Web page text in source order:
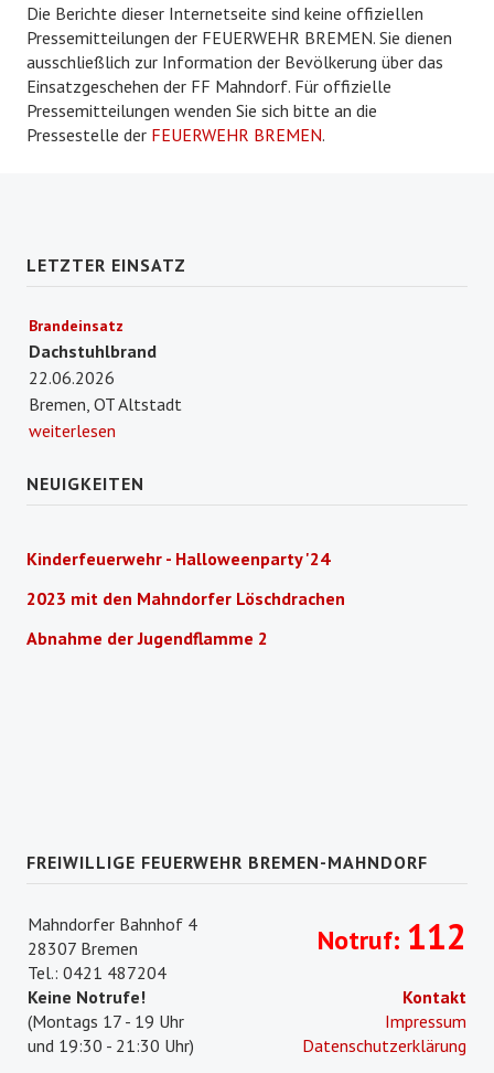
Die Berichte dieser Internetseite sind keine offiziellen
Pressemitteilungen der FEUERWEHR BREMEN. Sie dienen
ausschließlich zur Information der Bevölkerung über das
Einsatzgeschehen der FF Mahndorf. Für offizielle
Pressemitteilungen wenden Sie sich bitte an die
Pressestelle der FEUERWEHR BREMEN.
LETZTER EINSATZ
Brandeinsatz
Dachstuhlbrand
22.06.2026
Bremen, OT Altstadt
weiterlesen
NEUIGKEITEN
Kinderfeuerwehr - Halloweenparty '24
2023 mit den Mahndorfer Löschdrachen
Abnahme der Jugendflamme 2
FREIWILLIGE FEUERWEHR BREMEN-MAHNDORF
Mahndorfer Bahnhof 4
28307 Bremen
Tel.: 0421 487204
Keine Notrufe!
(Montags 17 - 19 Uhr
und 19:30 - 21:30 Uhr)
Notruf: 112
Kontakt
Impressum
Datenschutzerklärung